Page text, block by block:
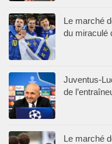
Le marché
du miraculé
Juventus-
de
Le marché